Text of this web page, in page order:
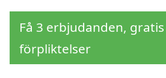
Få 3 erbjudanden,
förpliktelser